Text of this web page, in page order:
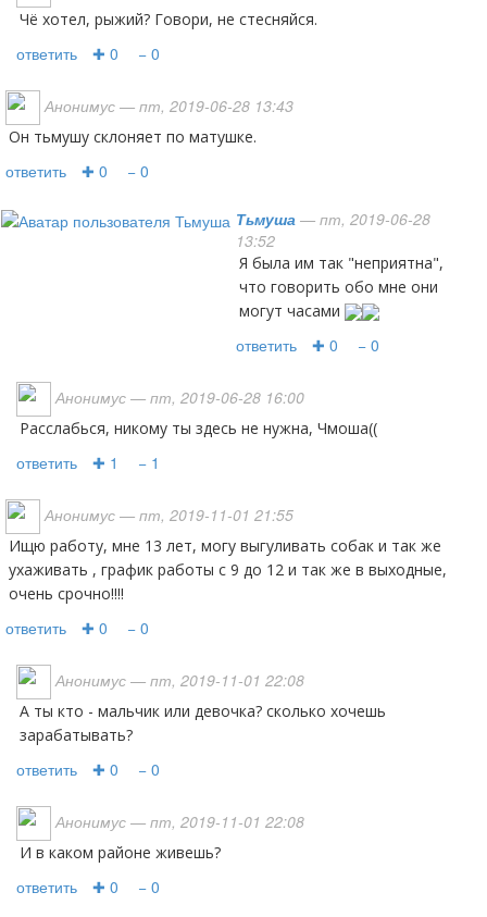
Чё хотел, рыжий? Говори, не стесняйся.
ответить ✚ 0 − 0
Анонимус — пт, 2019-06-28 13:43
Он тьмушу склоняет по матушке.
ответить ✚ 0 − 0
Тьмуша — пт, 2019-06-28
13:52
Я была им так "неприятна",
что говорить обо мне они
могут часами
ответить ✚ 0 − 0
Анонимус — пт, 2019-06-28 16:00
Расслабься, никому ты здесь не нужна, Чмоша((
ответить ✚ 1 − 1
Анонимус — пт, 2019-11-01 21:55
Ищю работу, мне 13 лет, могу выгуливать собак и так же
ухаживать , график работы с 9 до 12 и так же в выходные,
очень срочно!!!!
ответить ✚ 0 − 0
Анонимус — пт, 2019-11-01 22:08
а ты кто - мальчик или девочка? сколько хочешь
зарабатывать?
ответить ✚ 0 − 0
Анонимус — пт, 2019-11-01 22:08
и в каком районе живешь?
ответить ✚ 0 − 0